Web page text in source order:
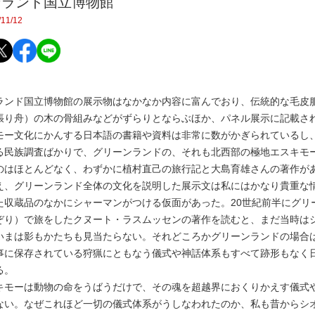
12
ド国立博物館の展示物はなかなか内容に富んでおり、伝統的な毛皮
り舟）の木の骨組みなどがずらりとならぶほか、パネル展示に記載さ
ー文化にかんする日本語の書籍や資料は非常に数がかぎられているし
民族調査ばかりで、グリーンランドの、それも北西部の極地エスキモ
はほとんどなく、わずかに植村直己の旅行記と大島育雄さんの著作が
、グリーンランド全体の文化を説明した展示文は私にはかなり貴重な
蔵品のなかにシャーマンがつける仮面があった。20世紀前半にグリ
り）で旅をしたクヌート・ラスムッセンの著作を読むと、まだ当時は
まは影もかたちも見当たらない。それどころかグリーンランドの場合
に保存されている狩猟にともなう儀式や神話体系もすべて跡形もなく
ーは動物の命をうばうだけで、その魂を超越界におくりかえす儀式
い。なぜこれほど一切の儀式体系がうしなわれたのか、私も昔からシ